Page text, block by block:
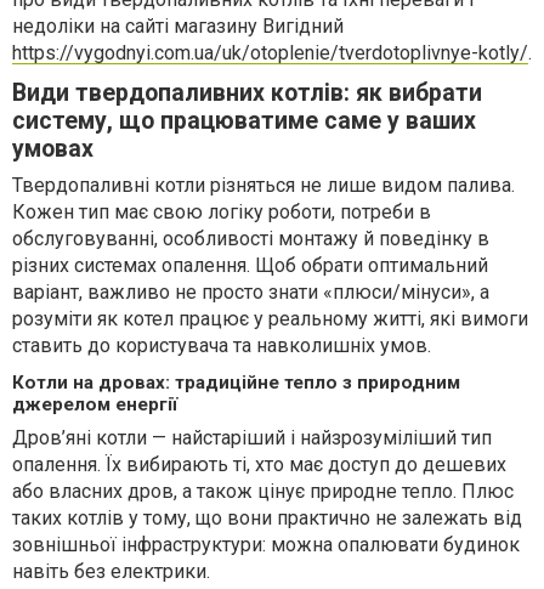
недоліки на сайті магазину Вигідний
https://vygodnyi.com.ua/uk/otoplenie/tverdotoplivnye-kotly/.
Види твердопаливних котлів: як вибрати
систему, що працюватиме саме у ваших
умовах
Твердопаливні котли різняться не лише видом палива.
Кожен тип має свою логіку роботи, потреби в
обслуговуванні, особливості монтажу й поведінку в
різних системах опалення. Щоб обрати оптимальний
варіант, важливо не просто знати «плюси/мінуси», а
розуміти як котел працює у реальному житті, які вимоги
ставить до користувача та навколишніх умов.
Котли на дровах: традиційне тепло з природним
джерелом енергії
Дров’яні котли — найстаріший і найзрозуміліший тип
опалення. Їх вибирають ті, хто має доступ до дешевих
або власних дров, а також цінує природне тепло. Плюс
таких котлів у тому, що вони практично не залежать від
зовнішньої інфраструктури: можна опалювати будинок
навіть без електрики.